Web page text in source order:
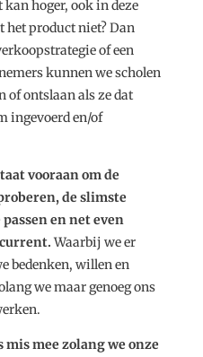
hoger, ook in deze
het product niet? Dan
of een
kunnen we scholen
of ontslaan als ze dat
ingevoerd en/of
vooraan om de
de slimste
en net even
Waarbij we er
bedenken, willen en
we maar genoeg ons
mee zolang we onze